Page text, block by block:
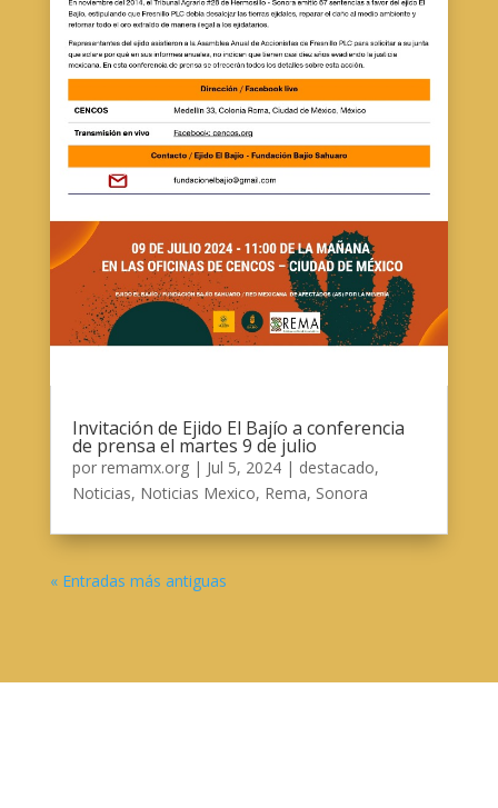
Invitación de Ejido El Bajío a conferencia
de prensa el martes 9 de julio
por remamx.org| Jul 5, 2024| destacado,
Noticias, Noticias Mexico, Rema, Sonora
« Entradas más antiguas